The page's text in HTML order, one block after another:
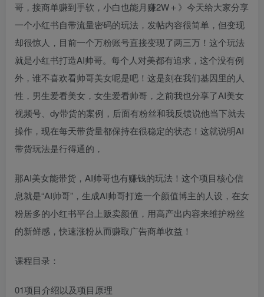
哥 ，接商单赚到手软，小白也能月赚2W＋》今天给大家分享
一个小红书自带流量密码的玩法，发帖内容很简单，但变现
却很惊人，目前一个万粉账号直接变现了两三万！这个玩法
就是小红书打造AI帅哥。每个人对美都有追求，这个没有例
外，谁不喜欢看帅哥美女呢是吧！这是刻在我们基因里的人
性，男生爱看美女，女生爱看帅哥，之前我也分享了AI美女
视频号、dy带货的案例，后面有粉丝和我反馈说他当下就去
操作，现在每天带货量都保持在很稳定的状态！这就说明AI
带货玩法是行得通的，
那AI美女能带货，AI帅哥也有赚钱的玩法！这个项目核心信
息就是“AI帅哥”，生成AI帅哥打造一个颜值博主的人设，在女
粉居多的小红书平台上贩卖颜值，用高产出内容来维护粉丝
的新鲜感，快速涨粉从而赚取广告商单收益！
课程目录：
01项目介绍以及项目原理